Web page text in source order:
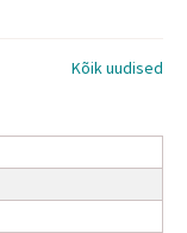
Kõik uudised